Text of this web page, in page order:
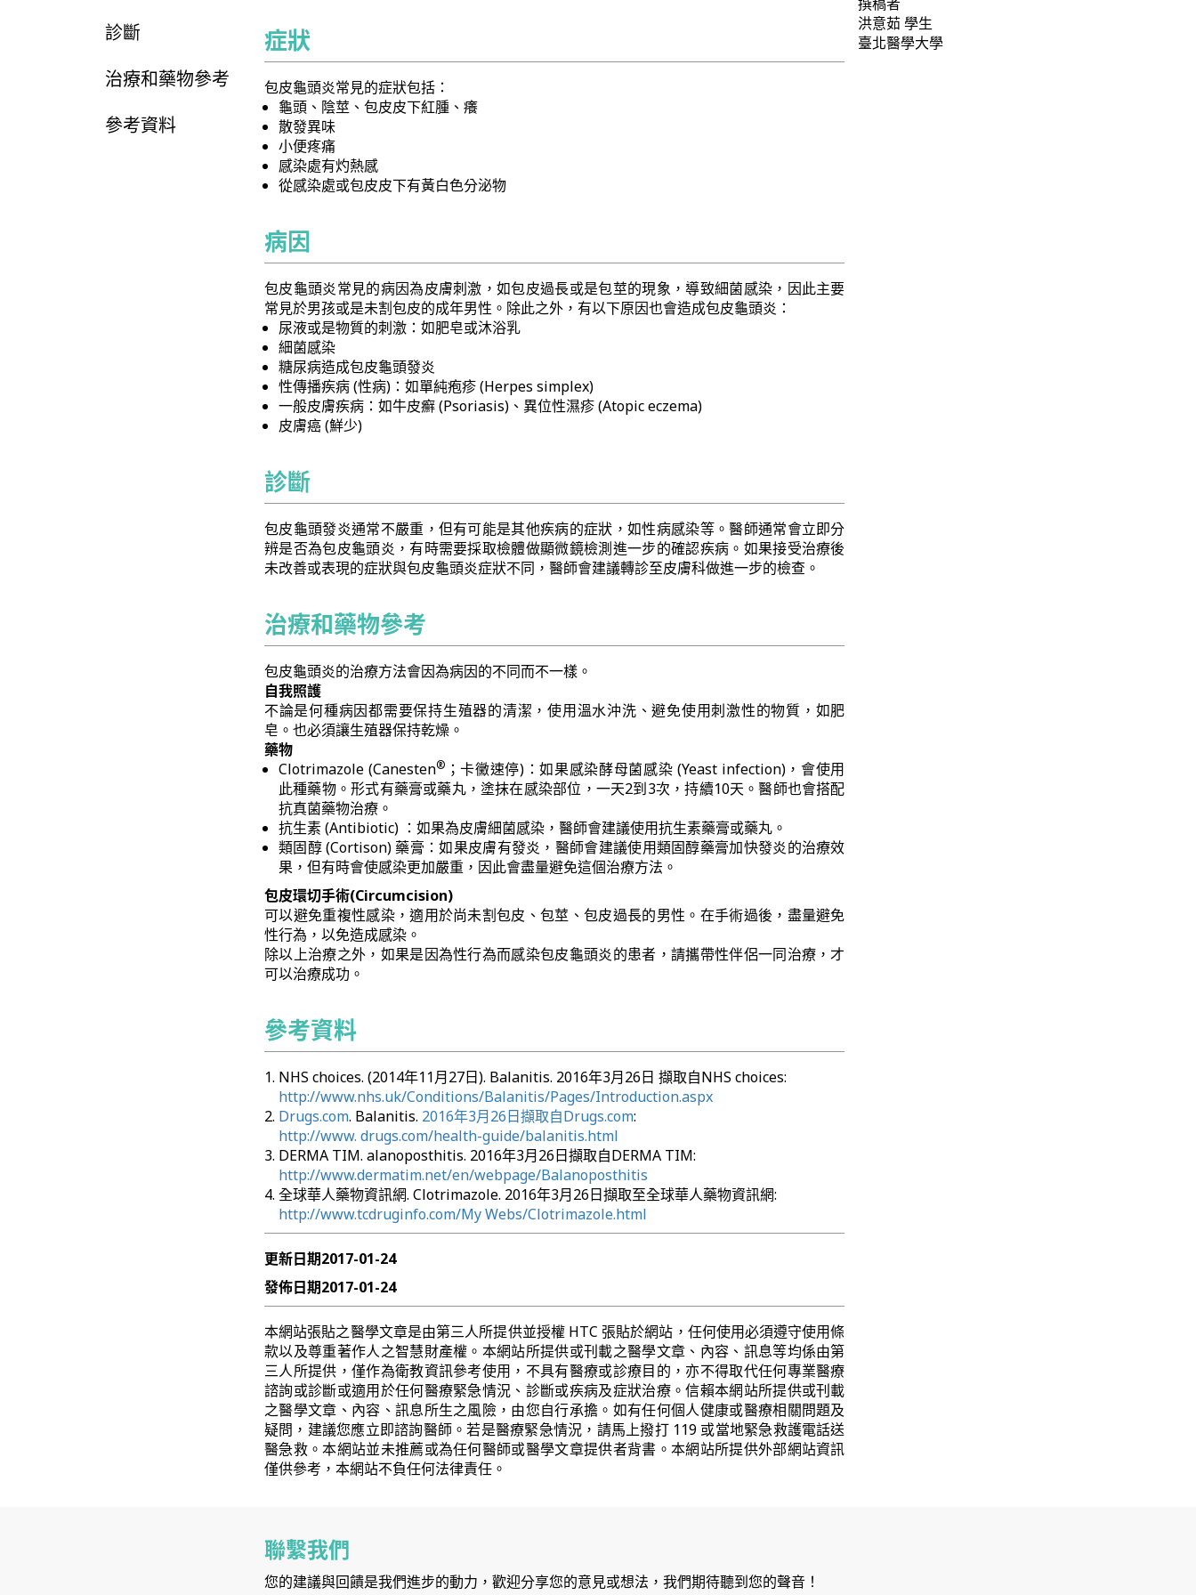
診斷
治療和藥物參考
參考資料
症狀
包皮龜頭炎常見的症狀包括：
龜頭、陰莖、包皮皮下紅腫、癢
散發異味
小便疼痛
感染處有灼熱感
從感染處或包皮皮下有黃白色分泌物
病因
包皮龜頭炎常見的病因為皮膚刺激，如包皮過長或是包莖的現象，導致細菌感染，因此主要
常見於男孩或是未割包皮的成年男性。除此之外，有以下原因也會造成包皮龜頭炎：
尿液或是物質的刺激：如肥皂或沐浴乳
細菌感染
糖尿病造成包皮龜頭發炎
性傳播疾病 (性病)：如單純疱疹 (Herpes simplex)
一般皮膚疾病：如牛皮癬 (Psoriasis)、異位性濕疹 (Atopic eczema)
皮膚癌 (鮮少)
診斷
包皮龜頭發炎通常不嚴重，但有可能是其他疾病的症狀，如性病感染等。醫師通常會立即分
辨是否為包皮龜頭炎，有時需要採取檢體做顯微鏡檢測進一步的確認疾病。如果接受治療後
未改善或表現的症狀與包皮龜頭炎症狀不同，醫師會建議轉診至皮膚科做進一步的檢查。
治療和藥物參考
包皮龜頭炎的治療方法會因為病因的不同而不一樣。
自我照護
不論是何種病因都需要保持生殖器的清潔，使用溫水沖洗、避免使用刺激性的物質，如肥
皂。也必須讓生殖器保持乾燥。
藥物
Clotrimazole (Canesten® ；卡黴速停)：如果感染酵母菌感染 (Yeast infection)，會使用
此種藥物。形式有藥膏或藥丸，塗抹在感染部位，一天2到3次，持續10天。醫師也會搭配
抗真菌藥物治療。
抗生素 (Antibiotic) ：如果為皮膚細菌感染，醫師會建議使用抗生素藥膏或藥丸。
類固醇 (Cortison) 藥膏：如果皮膚有發炎，醫師會建議使用類固醇藥膏加快發炎的治療效
果，但有時會使感染更加嚴重，因此會盡量避免這個治療方法。
包皮環切手術(Circumcision)
可以避免重複性感染，適用於尚未割包皮、包莖、包皮過長的男性。在手術過後，盡量避免
性行為，以免造成感染。
除以上治療之外，如果是因為性行為而感染包皮龜頭炎的患者，請攜帶性伴侶一同治療，才
可以治療成功。
參考資料
NHS choices. (2014年11月27日). Balanitis. 2016年3月26日 擷取自NHS choices:
http://www.nhs.uk/Conditions/Balanitis/Pages/Introduction.aspx
Drugs.com. Balanitis. 2016年3月26日擷取自Drugs.com:
http://www. drugs.com/health-guide/balanitis.html
DERMA TIM. alanoposthitis. 2016年3月26日擷取自DERMA TIM:
http://www.dermatim.net/en/webpage/Balanoposthitis
全球華人藥物資訊網. Clotrimazole. 2016年3月26日擷取至全球華人藥物資訊網:
http://www.tcdruginfo.com/My Webs/Clotrimazole.html
更新日期2017-01-24
發佈日期2017-01-24
本網站張貼之醫學文章是由第三人所提供並授權 HTC 張貼於網站，任何使用必須遵守使用條
款以及尊重著作人之智慧財產權。本網站所提供或刊載之醫學文章、內容、訊息等均係由第
三人所提供，僅作為衛教資訊參考使用，不具有醫療或診療目的，亦不得取代任何專業醫療
諮詢或診斷或適用於任何醫療緊急情況、診斷或疾病及症狀治療。信賴本網站所提供或刊載
之醫學文章、內容、訊息所生之風險，由您自行承擔。如有任何個人健康或醫療相關問題及
疑問，建議您應立即諮詢醫師。若是醫療緊急情況，請馬上撥打 119 或當地緊急救護電話送
醫急救。本網站並未推薦或為任何醫師或醫學文章提供者背書。本網站所提供外部網站資訊
僅供參考，本網站不負任何法律責任。
洪意茹 學生
臺北醫學大學
聯繫我們
您的建議與回饋是我們進步的動力，歡迎分享您的意見或想法，我們期待聽到您的聲音！